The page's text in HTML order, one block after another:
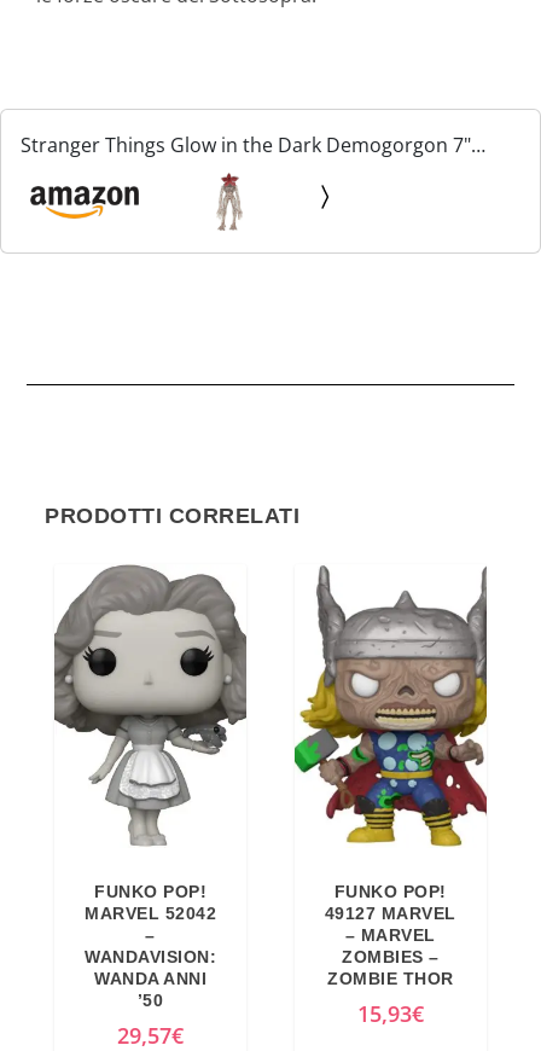
Stranger Things Glow in the Dark Demogorgon 7"
PRODOTTI CORRELATI
FUNKO POP!
MARVEL 52042
–
WANDAVISION:
WANDA ANNI
’50
29,57€
FUNKO POP!
49127 MARVEL
– MARVEL
ZOMBIES –
ZOMBIE THOR
15,93€